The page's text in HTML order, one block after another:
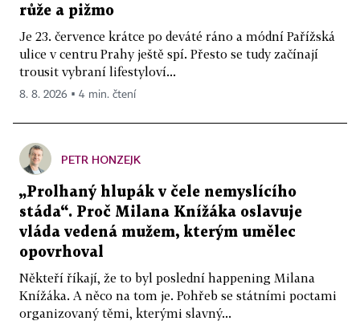
růže a pižmo
Je 23. července krátce po deváté ráno a módní Pařížská
ulice v centru Prahy ještě spí. Přesto se tudy začínají
trousit vybraní lifestyloví...
8. 8. 2026 ▪ 4 min. čtení
PETR HONZEJK
„Prolhaný hlupák v čele nemyslícího
stáda“. Proč Milana Knížáka oslavuje
vláda vedená mužem, kterým umělec
opovrhoval
Někteří říkají, že to byl poslední happening Milana
Knížáka. A něco na tom je. Pohřeb se státními poctami
organizovaný těmi, kterými slavný...